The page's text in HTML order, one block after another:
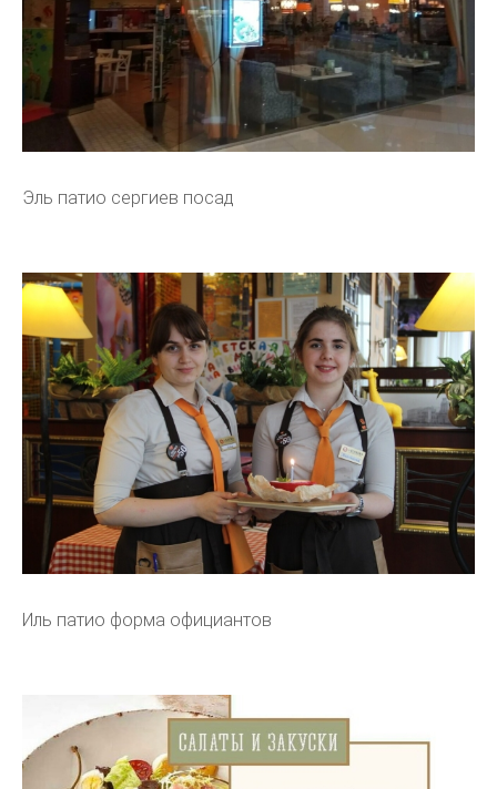
Эль патио сергиев посад
Иль патио форма официантов